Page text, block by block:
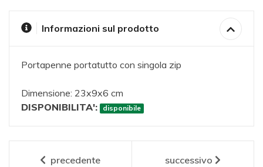
Informazioni sul prodotto
Portapenne portatutto con singola zip
Dimensione: 23x9x6 cm
DISPONIBILITA':
disponibile
precedente successivo